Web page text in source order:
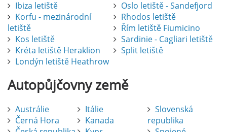
Ibiza letiště
Korfu - mezinárodní
letiště
Kos letiště
Kréta letiště Heraklion
Londýn letiště Heathrow
Oslo letiště - Sandefjord
Rhodos letiště
Řím letiště Fiumicino
Sardinie - Cagliari letiště
Split letiště
Autopůjčovnyzemě
Austrálie
Černá Hora
Itálie
Kanada
Slovenská
republika